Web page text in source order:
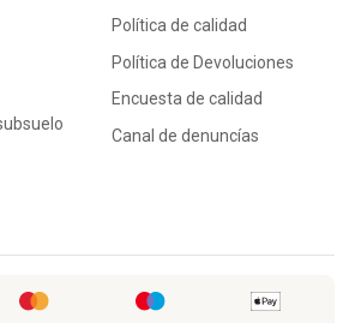
Política de calidad
Política de Devoluciones
Encuesta de calidad
Canal de denuncías